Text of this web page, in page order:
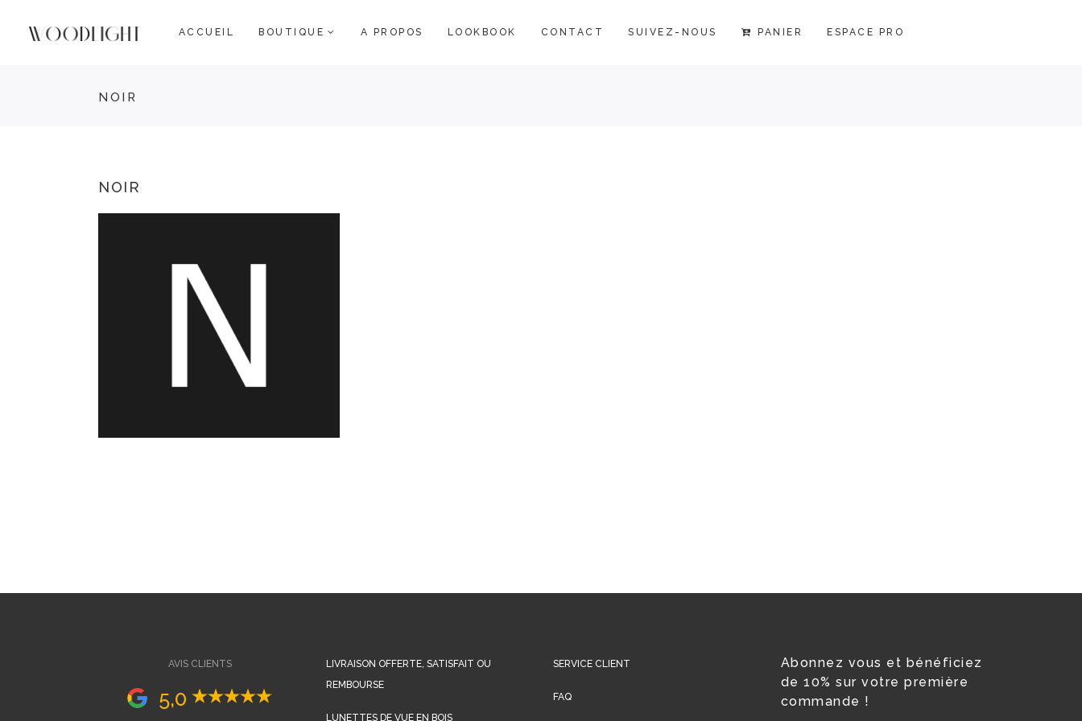
ACCUEIL BOUTIQUE A PROPOS LOOKBOOK CONTACT SUIVEZ-NOUS PANIER ESPACE PRO
NOIR
NOIR
AVIS CLIENTS
5,0
LIVRAISON OFFERTE, SATISFAIT OU
REMBOURSE
LUNETTES DE VUE EN BOIS
SERVICE CLIENT
FAQ
Abonnez vous et bénéficiez
de 10% sur votre première
commande !